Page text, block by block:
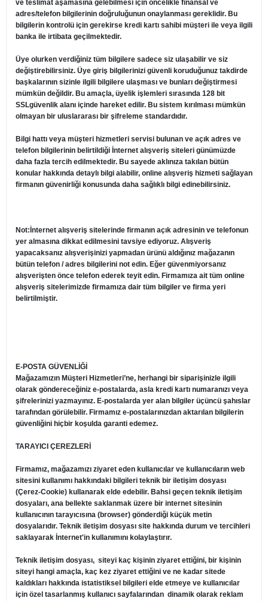
ve teslimat aşamasına gelebilmesi için öncelikle finansal ve
adres/telefon bilgilerinin doğruluğunun onaylanması gereklidir. Bu
bilgilerin kontrolü için gerekirse kredi kartı sahibi müşteri ile veya ilgili
banka ile irtibata geçilmektedir.
Üye olurken verdiğiniz tüm bilgilere sadece siz ulaşabilir ve siz
değiştirebilirsiniz. Üye giriş bilgilerinizi güvenli koruduğunuz takdirde
başkalarının sizinle ilgili bilgilere ulaşması ve bunları değiştirmesi
mümkün değildir. Bu amaçla, üyelik işlemleri sırasında 128 bit
SSLgüvenlik alanı içinde hareket edilir. Bu sistem kırılması mümkün
olmayan bir uluslararası bir şifreleme standardıdır.
Bilgi hattı veya müşteri hizmetleri servisi bulunan ve açık adres ve
telefon bilgilerinin belirtildiği İnternet alışveriş siteleri günümüzde
daha fazla tercih edilmektedir. Bu sayede aklınıza takılan bütün
konular hakkında detaylı bilgi alabilir, online alışveriş hizmeti sağlayan
firmanın güvenirliği konusunda daha sağlıklı bilgi edinebilirsiniz.
Not:İnternet alışveriş sitelerinde firmanın açık adresinin ve telefonun
yer almasına dikkat edilmesini tavsiye ediyoruz. Alışveriş
yapacaksanız alışverişinizi yapmadan ürünü aldığınız mağazanın
bütün telefon / adres bilgilerini not edin. Eğer güvenmiyorsanız
alışverişten önce telefon ederek teyit edin. Firmamıza ait tüm online
alışveriş sitelerimizde firmamıza dair tüm bilgiler ve firma yeri
belirtilmiştir.
E-POSTA GÜVENLİĞİ
Mağazamızın Müşteri Hizmetleri’ne, herhangi bir siparişinizle ilgili
olarak göndereceğiniz e-postalarda, asla kredi kartı numaranızı veya
şifrelerinizi yazmayınız. E-postalarda yer alan bilgiler üçüncü şahıslar
tarafından görülebilir. Firmamız e-postalarınızdan aktarılan bilgilerin
güvenliğini hiçbir koşulda garanti edemez.
TARAYICI ÇEREZLERİ
Firmamız, mağazamızı ziyaret eden kullanıcılar ve kullanıcıların web
sitesini kullanımı hakkındaki bilgileri teknik bir iletişim dosyası
(Çerez-Cookie) kullanarak elde edebilir. Bahsi geçen teknik iletişim
dosyaları, ana bellekte saklanmak üzere bir internet sitesinin
kullanıcının tarayıcısına (browser) gönderdiği küçük metin
dosyalarıdır. Teknik iletişim dosyası site hakkında durum ve tercihleri
saklayarak İnternet'in kullanımını kolaylaştırır.
Teknik iletişim dosyası, siteyi kaç kişinin ziyaret ettiğini, bir kişinin
siteyi hangi amaçla, kaç kez ziyaret ettiğini ve ne kadar sitede
kaldıkları hakkında istatistiksel bilgileri elde etmeye ve kullanıcılar
için özel tasarlanmış kullanıcı sayfalarından dinamik olarak reklam